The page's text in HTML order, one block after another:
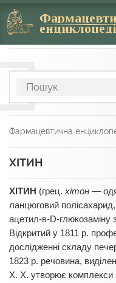
Фармацевтична
ХІТИН
ХІТИН (грец. хітон —
ланцюговий
ацетил-в-D-глюкозаміну
Відкритий у 1811 р.
дослідженні складу
1823 р. речовина,
Х. Х. утворює комплекси